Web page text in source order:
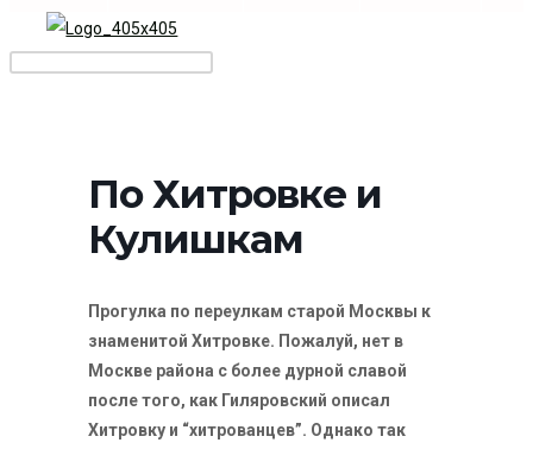
По Хитровке и
Кулишкам
Прогулка по переулкам старой Москвы к
знаменитой Хитровке. Пожалуй, нет в
Москве района с более дурной славой
после того, как Гиляровский описал
Хитровку и “хитрованцев”. Однако так